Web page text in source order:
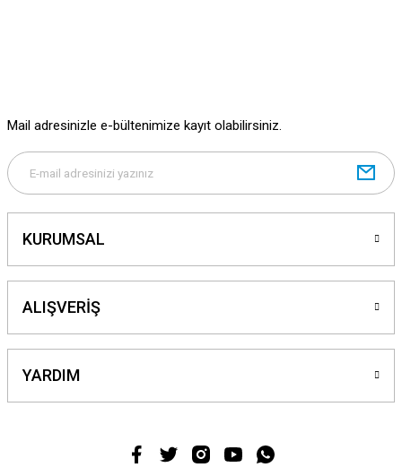
Gönder
Mail adresinizle e-bültenimize kayıt olabilirsiniz.
KURUMSAL
ALIŞVERİŞ
YARDIM